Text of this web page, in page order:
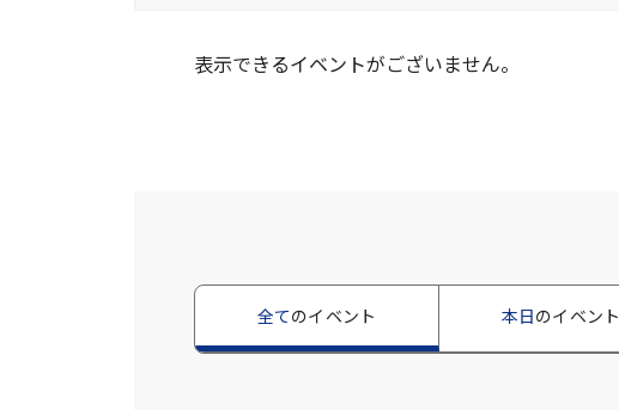
表示できるイベントがございません。
全てのイベント 本日のイベント